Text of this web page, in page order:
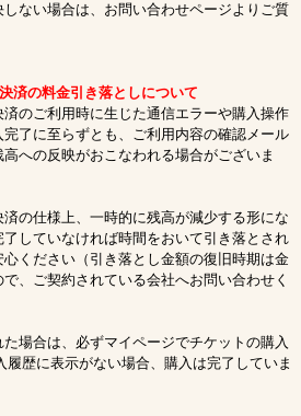
ない場合は、お問い合わせページよりご質
済の料金引き落としについて
のご利用時に生じた通信エラーや購入操作
了に至らずとも、ご利用内容の確認メール
への反映がおこなわれる場合がございま
の仕様上、一時的に残高が減少する形にな
していなければ時間をおいて引き落とされ
ください（引き落とし金額の復旧時期は金
、ご契約されている会社へお問い合わせく
場合は、必ずマイページでチケットの購入
履歴に表示がない場合、購入は完了していま